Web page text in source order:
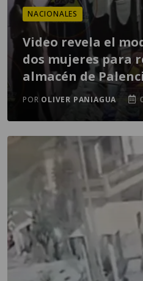
NACIONALES
Video revela el
dos mujeres para
almacén de
POR OLIVER PANIAGUA